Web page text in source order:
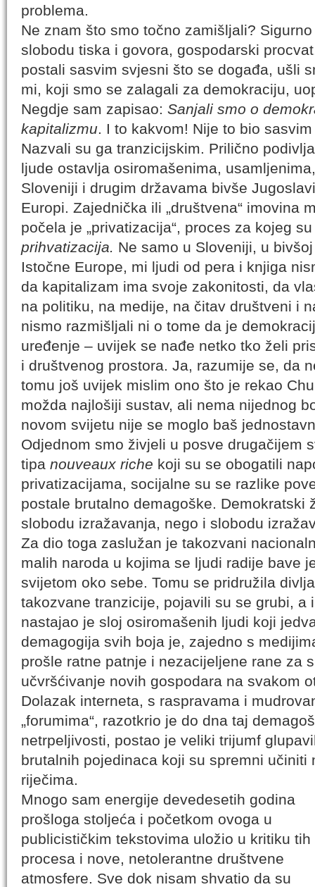
problema.
Ne znam što smo točno zamišljali?
slobodu tiska i govora, gospodarski
postali sasvim svjesni što se događa, ušli
mi, koji smo se zalagali za demokraciju,
Negdje sam zapisao: Sanjali smo o
kapitalizmu. I to kakvom! Nije to bio
Nazvali su ga tranzicijskim. Prilično
ljude ostavlja osiromašenima,
Sloveniji i drugim državama bivše
Europi. Zajednička ili „društvena“ imovina
počela je „privatizacija“, proces za kojeg
prihvatizacija. Ne samo u Sloveniji, u
Istočne Europe, mi ljudi od pera i knjiga
da kapitalizam ima svoje zakonitosti, da
na politiku, na medije, na čitav društveni i
nismo razmišljali ni o tome da je
uređenje – uvijek se nađe netko tko želi
i društvenog prostora. Ja, razumije se, da
tomu još uvijek mislim ono što je rekao
možda najlošiji sustav, ali nema nijednog
novom svijetu nije se moglo baš
Odjednom smo živjeli u posve drugačijem
tipa nouveaux riche koji su se obogatili
privatizacijama, socijalne su se razlike
postale brutalno demagoške. Demokratski
slobodu izražavanja, nego i slobodu
Za dio toga zaslužan je takozvani
malih naroda u kojima se ljudi radije bave
svijetom oko sebe. Tomu se pridružila
takozvane tranzicije, pojavili su se grubi, a
nastajao je sloj osiromašenih ljudi koji
demagogija svih boja je, zajedno s
prošle ratne patnje i nezacijeljene rane za
učvršćivanje novih gospodara na svakom
Dolazak interneta, s raspravama i
„forumima“, razotkrio je do dna taj
netrpeljivosti, postao je veliki trijumf
brutalnih pojedinaca koji su spremni učiniti
riječima.
Mnogo sam energije devedesetih godina
prošloga stoljeća i početkom ovoga u
publicističkim tekstovima uložio u kritiku tih
procesa i nove, netolerantne društvene
atmosfere. Sve dok nisam shvatio da su